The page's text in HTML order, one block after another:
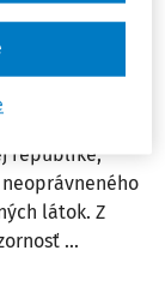
republike,
látok. Z
...